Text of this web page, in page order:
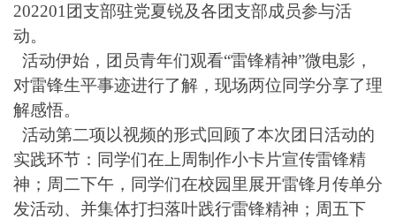
202201团支部驻党夏锐及各团支部成员参与活
动。
活动伊始，团员青年们观看“雷锋精神”微电影，
对雷锋生平事迹进行了解，现场两位同学分享了理
解感悟。
活动第二项以视频的形式回顾了本次团日活动的
实践环节：同学们在上周制作小卡片宣传雷锋精
神；周二下午，同学们在校园里展开雷锋月传单分
发活动、并集体打扫落叶践行雷锋精神；周五下